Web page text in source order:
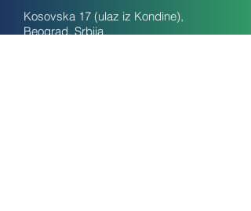
Kosovska 17 (ulaz iz Kondine),
Beograd, Srbija